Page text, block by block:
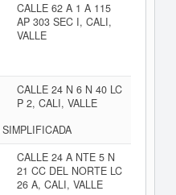
CALLE 62 A 1 A 115
AP 303 SEC I, CALI,
VALLE
CALLE 24 N 6 N 40 LC
P 2, CALI, VALLE
CALLE 24 A NTE 5 N
21 CC DEL NORTE LC
26 A, CALI, VALLE